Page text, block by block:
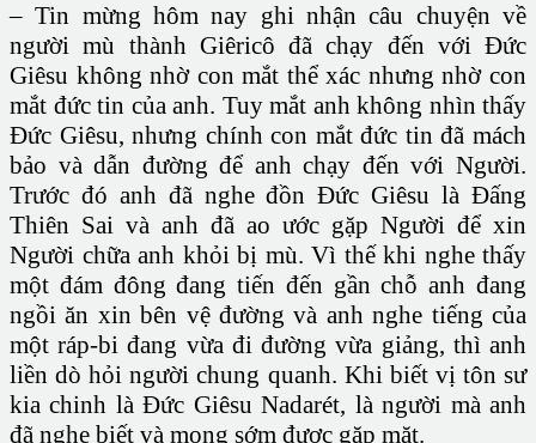
– Tin mừng hôm nay ghi nhận câu chuyện về
người mù thành Giêricô đã chạy đến với Đức
Giêsu không nhờ con mắt thể xác nhưng nhờ con
mắt đức tin của anh. Tuy mắt anh không nhìn thấy
Đức Giêsu, nhưng chính con mắt đức tin đã mách
bảo và dẫn đường để anh chạy đến với Người.
Trước đó anh đã nghe đồn Đức Giêsu là Đấng
Thiên Sai và anh đã ao ước gặp Người để xin
Người chữa anh khỏi bị mù. Vì thế khi nghe thấy
một đám đông đang tiến đến gần chỗ anh đang
ngồi ăn xin bên vệ đường và anh nghe tiếng của
một ráp-bi đang vừa đi đường vừa giảng, thì anh
liền dò hỏi người chung quanh. Khi biết vị tôn sư
kia chinh là Đức Giêsu Nadarét, là người mà anh
đã nghe biết và mong sớm được gặp mặt.